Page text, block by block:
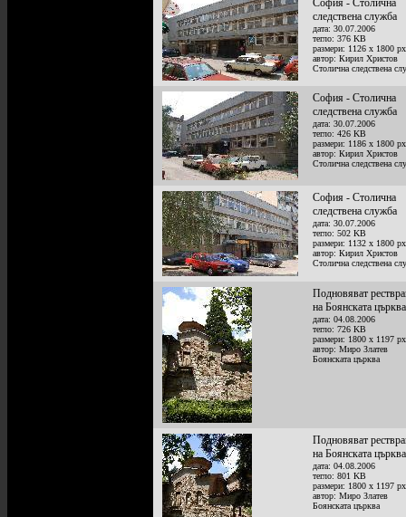
София - Столична
следствена служба
дата: 30.07.2006
тегло: 376 KB
размери: 1126 x 1800
автор: Кирил Христов
Столична следствена
София - Столична
следствена служба
дата: 30.07.2006
тегло: 426 KB
размери: 1186 x 1800
автор: Кирил Христов
Столична следствена
София - Столична
следствена служба
дата: 30.07.2006
тегло: 502 KB
размери: 1132 x 1800
автор: Кирил Христов
Столична следствена
Подновяват
на Боянската църква
дата: 04.08.2006
тегло: 726 KB
размери: 1800 x 1197
автор: Миро Златев
Боянската църква
Подновяват
на Боянската църква
дата: 04.08.2006
тегло: 801 KB
размери: 1800 x 1197
автор: Миро Златев
Боянската църква